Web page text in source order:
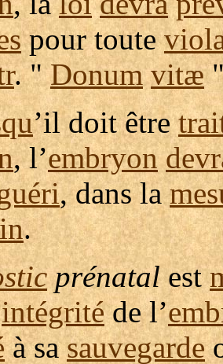
pour toute
. "Donum vitæ
’il doit être
, l’embryon
, dans la
.
prénatalest
intégritéde l’
à sasauvegarde